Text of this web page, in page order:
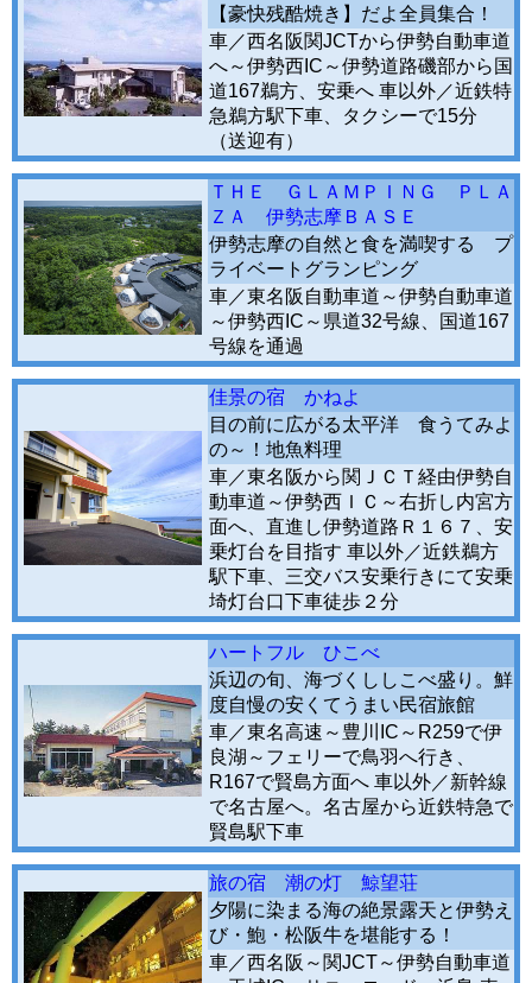
【豪快残酷焼き】だよ全員集合！
車／西名阪関JCTから伊勢自動車道
へ～伊勢西IC～伊勢道路磯部から国
道167鵜方、安乗へ 車以外／近鉄特
急鵜方駅下車、タクシーで15分
（送迎有）
ＴＨＥ ＧＬＡＭＰＩＮＧ ＰＬＡ
ＺＡ 伊勢志摩ＢＡＳＥ
伊勢志摩の自然と食を満喫する プ
ライベートグランピング
車／東名阪自動車道～伊勢自動車道
～伊勢西IC～県道32号線、国道167
号線を通過
佳景の宿 かねよ
目の前に広がる太平洋 食うてみよ
の～！地魚料理
車／東名阪から関ＪＣＴ経由伊勢自
動車道～伊勢西ＩＣ～右折し内宮方
面へ、直進し伊勢道路Ｒ１６７、安
乗灯台を目指す 車以外／近鉄鵜方
駅下車、三交バス安乗行きにて安乗
埼灯台口下車徒歩２分
ハートフル ひこべ
浜辺の旬、海づくししこべ盛り。鮮
度自慢の安くてうまい民宿旅館
車／東名高速～豊川IC～R259で伊
良湖～フェリーで鳥羽へ行き、
R167で賢島方面へ 車以外／新幹線
で名古屋へ。名古屋から近鉄特急で
賢島駅下車
旅の宿 潮の灯 鯨望荘
夕陽に染まる海の絶景露天と伊勢え
び・鮑・松阪牛を堪能する！
車／西名阪～関JCT～伊勢自動車道